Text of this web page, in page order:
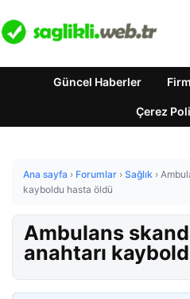
Güncel Haberler
Çerez
Ana sayfa › Forumlar › Sağlık ›
kayboldu hasta öldü
Ambulans
anahtarı